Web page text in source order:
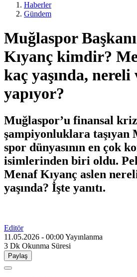
Haberler
Gündem
Muğlaspor
Kıyanç kimdir?
kaç yaşında, nereli
yapıyor?
Muğlaspor’u finansal
şampiyonluklara taşıyan
spor dünyasının en çok
isimlerinden biri oldu.
Menaf Kıyanç aslen
yaşında? İşte yanıtı.
Editör
11.05.2026 - 00:00Yayınlanma
3 Dk Okunma Süresi
Paylaş